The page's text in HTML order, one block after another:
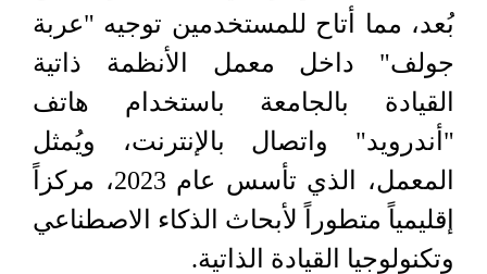
بُعد، مما أتاح للمستخدمين توجيه "عربة
جولف" داخل معمل الأنظمة ذاتية
القيادة بالجامعة باستخدام هاتف
"أندرويد" واتصال بالإنترنت، ويُمثل
المعمل، الذي تأسس عام 2023، مركزاً
إقليمياً متطوراً لأبحاث الذكاء الاصطناعي
وتكنولوجيا القيادة الذاتية.